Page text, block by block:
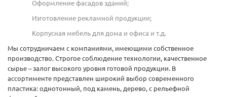
Оформление фасадов зданий;
Изготовление рекламной продукции;
Корпусная мебель для дома и офиса и т.д.
Мы сотрудничаем с компаниями, имеющими собственное
производство. Строгое соблюдение технологии, качественное
сырье – залог высокого уровня готовой продукции. В
ассортименте представлен широкий выбор современного
пластика: однотонный, под камень, дерево, с рельефной